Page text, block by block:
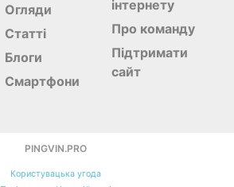
Огляди
Статті
Блоги
Смартфони
інтернету
Про команду
Підтримати
сайт
PINGVIN.PRO
Користувацька угода